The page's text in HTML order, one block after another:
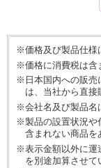
※価格及び製品仕様
※価格に消費税は含
※日本国内への販売
は、当社から直接
※会社名及び製品名
※製品の設置状況や
含まれない商品を
※表示金額以外に運
を別途加算させて